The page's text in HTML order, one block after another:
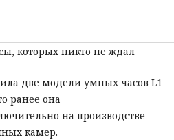
которых никто не ждал
две модели умных часов L1
ранее она
на производстве
камер.